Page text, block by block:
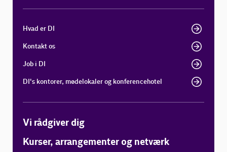
Hvad er DI
Kontakt os
Job i DI
DI's kontorer, mødelokaler og konferencehotel
Vi rådgiver dig
Kurser, arrangementer og netværk